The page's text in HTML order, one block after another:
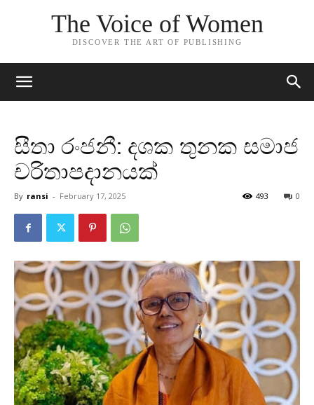
The Voice of Women
DISCOVER THE ART OF PUBLISHING
සීතා රංජනී: දශක තුනක සමාජ
චරිතාපදානයක්
By ransi - February 17, 2025 0
493